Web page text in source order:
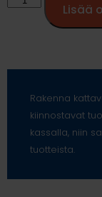
Lisää
Rakenna
kiinnostavat
kassalla, niin
tuotteista.